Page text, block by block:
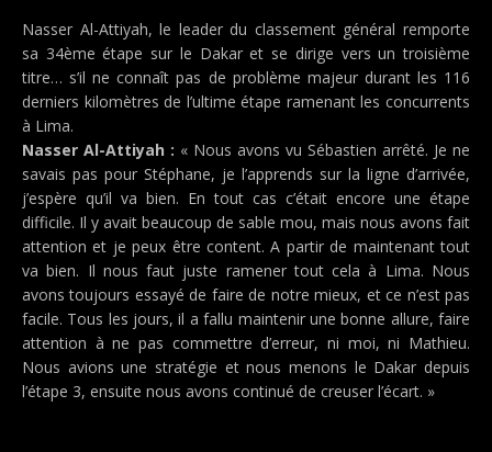
Nasser Al-Attiyah, le leader du classement général remporte
sa 34ème étape sur le Dakar et se dirige vers un troisième
titre… s’il ne connaît pas de problème majeur durant les 116
derniers kilomètres de l’ultime étape ramenant les concurrents
à Lima.
Nasser Al-Attiyah : « Nous avons vu Sébastien arrêté. Je ne
savais pas pour Stéphane, je l’apprends sur la ligne d’arrivée,
j’espère qu’il va bien. En tout cas c’était encore une étape
difficile. Il y avait beaucoup de sable mou, mais nous avons fait
attention et je peux être content. A partir de maintenant tout
va bien. Il nous faut juste ramener tout cela à Lima. Nous
avons toujours essayé de faire de notre mieux, et ce n’est pas
facile. Tous les jours, il a fallu maintenir une bonne allure, faire
attention à ne pas commettre d’erreur, ni moi, ni Mathieu.
Nous avions une stratégie et nous menons le Dakar depuis
l’étape 3, ensuite nous avons continué de creuser l’écart. »